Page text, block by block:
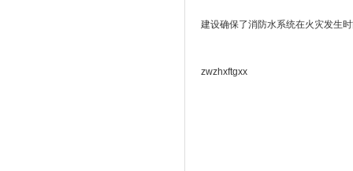
建设确保了消防水系统在火灾发生
zwzhxftgxx